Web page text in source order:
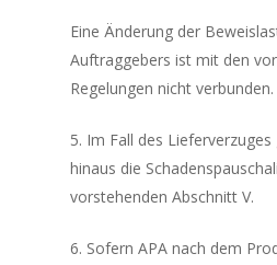
Eine Änderung der
Auftraggebers ist mit den
Regelungen nicht verbunden.
5. Im Fall des
hinaus die
vorstehenden Abschnitt V.
6. Sofern APA nach dem